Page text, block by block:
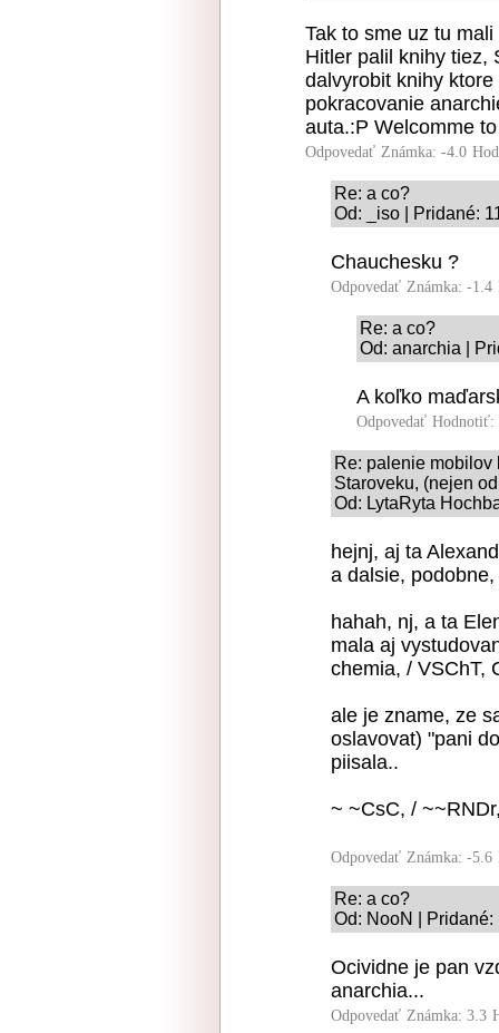
Tak to sme uz tu
Hitler palil knihy tiez,
dalvyrobit knihy
pokracovanie
auta.:P Welcomme
Odpovedať Známka: -4.0
Re: a co?
Od: _iso | Pridané:
Chauchesku ?
Odpovedať Známka: -1.4
Re: a co?
Od: anarchia |
A koľko
Odpovedať Hodnotiť:
Re: palenie mobilov
Staroveku, (nejen
Od: LytaRyta
hejnj, aj ta
a dalsie,
hahah, nj, a ta
mala aj
chemia, / VSChT,
ale je zname, ze
oslavovat) "pani
piisala..
~ ~CsC, /
Odpovedať Známka: -5.6
Re: a co?
Od: NooN | Pridané:
Ocividne je pan
anarchia...
Odpovedať Známka: 3.3